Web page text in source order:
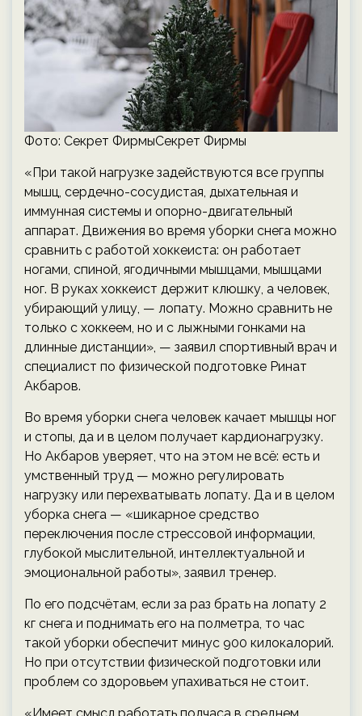
Фото: Секрет ФирмыСекрет Фирмы
«При такой нагрузке задействуются все группы
мышц, сердечно-сосудистая, дыхательная и
иммунная системы и опорно-двигательный
аппарат. Движения во время уборки снега можно
сравнить с работой хоккеиста: он работает
ногами, спиной, ягодичными мышцами, мышцами
ног. В руках хоккеист держит клюшку, а человек,
убирающий улицу, — лопату. Можно сравнить не
только с хоккеем, но и с лыжными гонками на
длинные дистанции», — заявил спортивный врач и
специалист по физической подготовке Ринат
Акбаров.
Во время уборки снега человек качает мышцы ног
и стопы, да и в целом получает кардионагрузку.
Но Акбаров уверяет, что на этом не всё: есть и
умственный труд — можно регулировать
нагрузку или перехватывать лопату. Да и в целом
уборка снега — «шикарное средство
переключения после стрессовой информации,
глубокой мыслительной, интеллектуальной и
эмоциональной работы», заявил тренер.
По его подсчётам, если за раз брать на лопату 2
кг снега и поднимать его на полметра, то час
такой уборки обеспечит минус 900 килокалорий.
Но при отсутствии физической подготовки или
проблем со здоровьем упахиваться не стоит.